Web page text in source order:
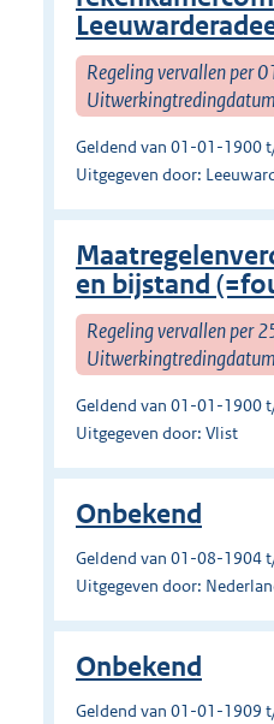
Regeling vervallen per
Geldend van 01-01-1900
Uitgegeven door:
en bijstand
Regeling vervallen per
Geldend van 01-01-1900
Uitgegeven door: Vlist
Onbekend
Geldend van 01-08-1904
Uitgegeven door:
Onbekend
Geldend van 01-01-1909